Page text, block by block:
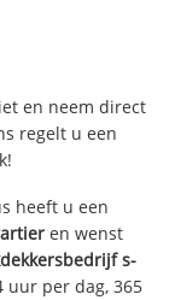
en neem direct
regelt u een
heeft u een
en wenst
s-
uur per dag, 365